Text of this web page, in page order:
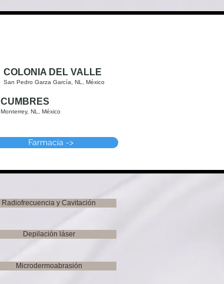
CUMBRES
Monterrey, NL, México
Farmacia ->
COLONIA DEL VALLE
San Pedro Garza García, NL, México
Radiofrecuencia y Cavitación
Depilación láser
Microdermoabrasión